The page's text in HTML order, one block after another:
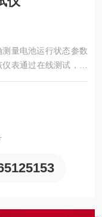
量电池运行状态参数
表通过在线测试，能
接条电阻等电池重要
踪电池的衰变趋势，
情处理.